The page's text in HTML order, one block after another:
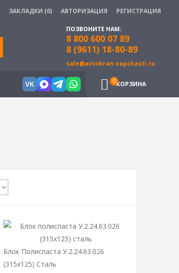
ЗАКЛАДКИ (0) АВТОРИЗАЦИЯ РЕГИСТРАЦИЯ
ПОЗВОНИТЕ НАМ:
8 800 600 07 89
8 (9611) 18-80-89
sale@avtokran-zapchasti.ru
VK КОРЗИНА
0
Блок Полиспаста У.2.24.63.026
(315х125) Сталь